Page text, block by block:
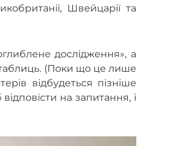
Швейцарії та
дослідження», а
таблиць. (Поки що це лише
відбудеться пізніше
на запитання, і